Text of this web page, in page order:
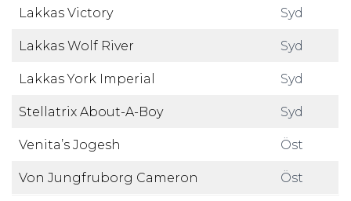
Lakkas Victory Syd
Lakkas Wolf River Syd
Lakkas York Imperial Syd
Stellatrix About-A-Boy Syd
Venita’s Jogesh Öst
Von Jungfruborg Cameron Öst